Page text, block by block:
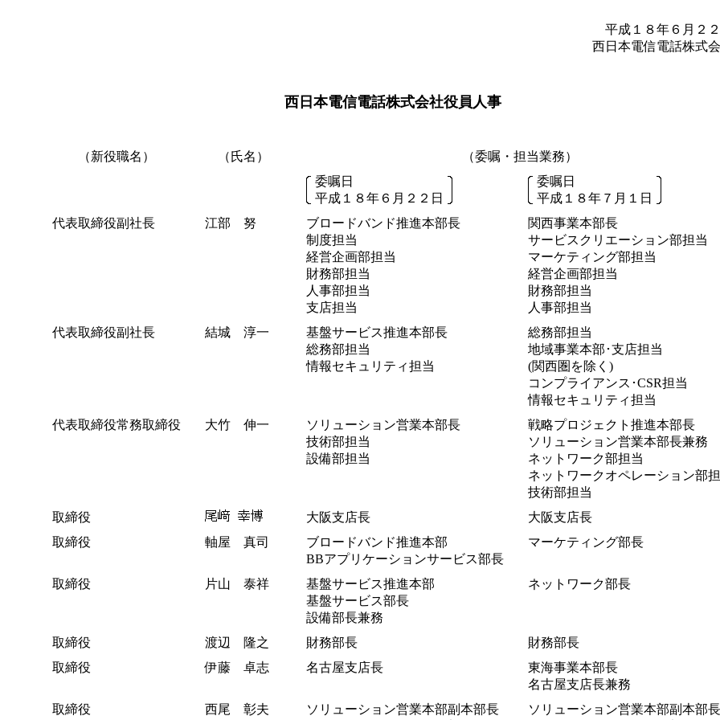
平成１８年６月２
西日本電信電話株式
西日本電信電話株式会社役員人事
（新役職名） （氏名）
（委嘱・担当業務）
委嘱日
平成１８年６月２２日
委嘱日
平成１８年７月１日
代表取締役副社長
江部 努
ブロードバンド推進本部長
制度担当
経営企画部担当
財務部担当
人事部担当
支店担当
関西事業本部長
サービスクリエーション部担当
マーケティング部担当
経営企画部担当
財務部担当
人事部担当
代表取締役副社長
結城 淳一
基盤サービス推進本部長
総務部担当
情報セキュリティ担当
総務部担当
地域事業本部･支店担当
(関西圏を除く)
コンプライアンス･CSR担当
情報セキュリティ担当
代表取締役常務取締役
大竹 伸一
ソリューション営業本部長
技術部担当
設備部担当
戦略プロジェクト推進本部長
ソリューション営業本部長兼務
ネットワーク部担当
ネットワークオペレーション部
技術部担当
取締役
大阪支店長
大阪支店長
取締役
軸屋 真司
ブロードバンド推進本部
BBアプリケーションサービス部長
マーケティング部長
取締役 片山 泰祥
基盤サービス推進本部
基盤サービス部長
設備部長兼務
ネットワーク部長
取締役 渡辺 隆之 財務部長
財務部長
取締役
伊藤 卓志 名古屋支店長
東海事業本部長
名古屋支店長兼務
取締役
西尾 彰夫
ソリューション営業本部副本部長
ソリューション営業本部副本部長